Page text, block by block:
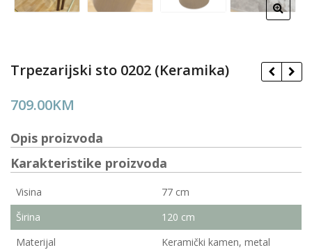
Trpezarijski sto 0202 (Keramika)
709.00KM
Opis proizvoda
Karakteristike proizvoda
Visina
77 cm
Širina
120 cm
Materijal
Keramički kamen, metal